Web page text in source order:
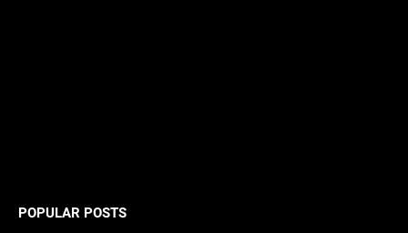
POPULAR POSTS